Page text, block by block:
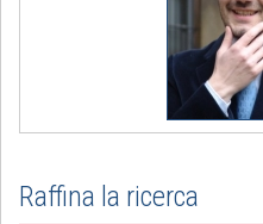
Raffina la ricerca